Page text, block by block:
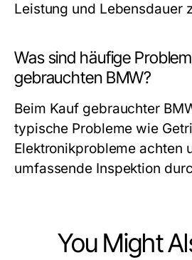
Leistung und Lebensdauer
Was sind häufige
gebrauchten BMW?
Beim Kauf gebrauchter
typische Probleme wie
Elektronikprobleme achten
umfassende Inspektion
You Might